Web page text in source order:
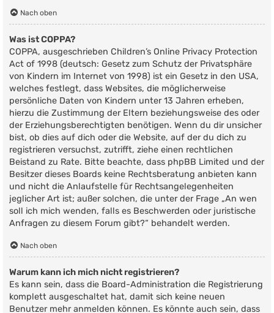
Nach oben
Was ist COPPA?
COPPA, ausgeschrieben Children’s Online Privacy Protection
Act of 1998 (deutsch: Gesetz zum Schutz der Privatsphäre
von Kindern im Internet von 1998) ist ein Gesetz in den USA,
welches festlegt, dass Websites, die möglicherweise
persönliche Daten von Kindern unter 13 Jahren erheben,
hierzu die Zustimmung der Eltern beziehungsweise des oder
der Erziehungsberechtigten benötigen. Wenn du dir unsicher
bist, ob dies auf dich oder die Website, auf der du dich zu
registrieren versuchst, zutrifft, ziehe einen rechtlichen
Beistand zu Rate. Bitte beachte, dass phpBB Limited und der
Besitzer dieses Boards keine Rechtsberatung anbieten kann
und nicht die Anlaufstelle für Rechtsangelegenheiten
jeglicher Art ist; außer solchen, die unter der Frage „An wen
soll ich mich wenden, falls es Beschwerden oder juristische
Anfragen zu diesem Forum gibt?“ behandelt werden.
Nach oben
Warum kann ich mich nicht registrieren?
Es kann sein, dass die Board-Administration die Registrierung
komplett ausgeschaltet hat, damit sich keine neuen
Benutzer mehr anmelden können. Es könnte auch sein, dass